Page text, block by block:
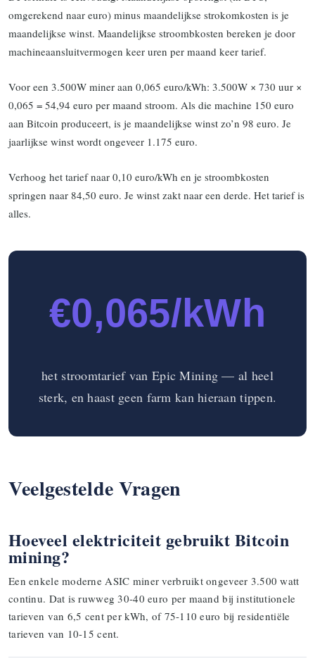
omgerekend naar euro) minus maandelijkse strokomkosten is je
maandelijkse winst. Maandelijkse stroombkosten bereken je door
machineaansluitvermogen keer uren per maand keer tarief.
Voor een 3.500W miner aan 0,065 euro/kWh: 3.500W × 730 uur ×
0,065 = 54,94 euro per maand stroom. Als die machine 150 euro
aan Bitcoin produceert, is je maandelijkse winst zo’n 98 euro. Je
jaarlijkse winst wordt ongeveer 1.175 euro.
Verhoog het tarief naar 0,10 euro/kWh en je stroombkosten
springen naar 84,50 euro. Je winst zakt naar een derde. Het tarief is
alles.
€0,065/kWh
het stroomtarief van Epic Mining — al heel
sterk, en haast geen farm kan hieraan tippen.
Veelgestelde Vragen
Hoeveel elektriciteit gebruikt Bitcoin
mining?
Een enkele moderne ASIC miner verbruikt ongeveer 3.500 watt
continu. Dat is ruwweg 30-40 euro per maand bij institutionele
tarieven van 6,5 cent per kWh, of 75-110 euro bij residentiële
tarieven van 10-15 cent.